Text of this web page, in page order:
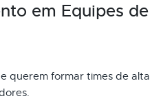
em Equipes
querem formar times de